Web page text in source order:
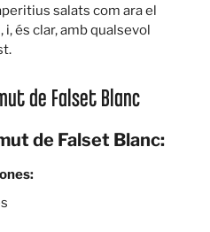
salats com ara el
és clar, amb qualsevol
de Falset Blanc
de Falset Blanc: